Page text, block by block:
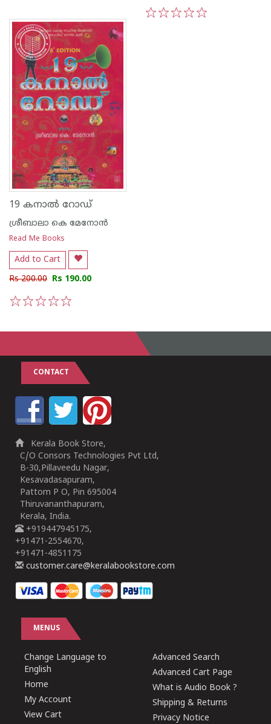
19 കനാല്‍ റോഡ്
ശ്രീബാലാ കെ മേനോന്‍
Read Me Books
Add to Cart
Rs 200.00 Rs 190.00
CONTACT
Kerala Book Store,
C/O Consors Technologies Pvt Ltd,
B-30,Pillaveedu Nagar,
Kesavadasapuram,
Pattom P O, Pin 695004
Thiruvananthapuram,
Kerala, India.
+919447945175,
+91471-2554670,
+91471-4851175
customer.care@keralabookstore.com
MENUS
Change Language to
English
Home
My Account
View Cart
Advanced Search
Advanced Cart Page
What is Audio Book ?
Shipping & Returns
Privacy Notice